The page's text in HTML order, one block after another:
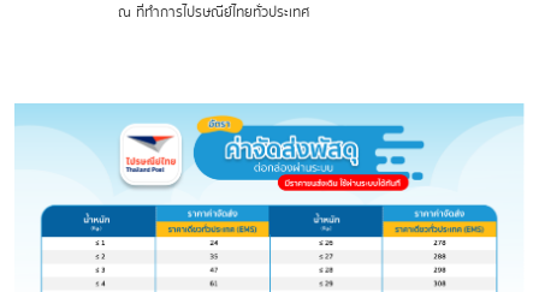
ณ ที่ทำการไปรษณีย์ไทยทั่วประเทศ